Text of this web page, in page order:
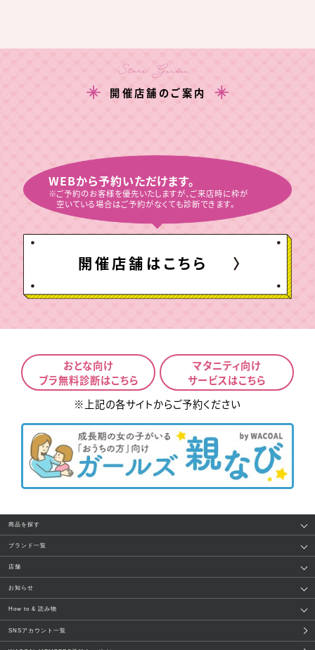
Store Guidee
開催店舗のご案内
WEBから予約いただけます。
ご予約のお客様を優先いたしますが、ご来店時に枠が
空いている場合はご予約がなくても診断できます。
開催店舗はこちら
おとな向け
ブラ無料診断はこちら
マタニティ向け
サービスはこちら
商品を探す
アイテム
トピックス
ブランド一覧
WACOAL
AMPHI une nana cool
OUR WACOAL
店舗
店舗を探す
ブラ無料診断
お知らせ
新着情報
商品回収
How to & 読み物
下着の基礎知識
SNSアカウント一覧